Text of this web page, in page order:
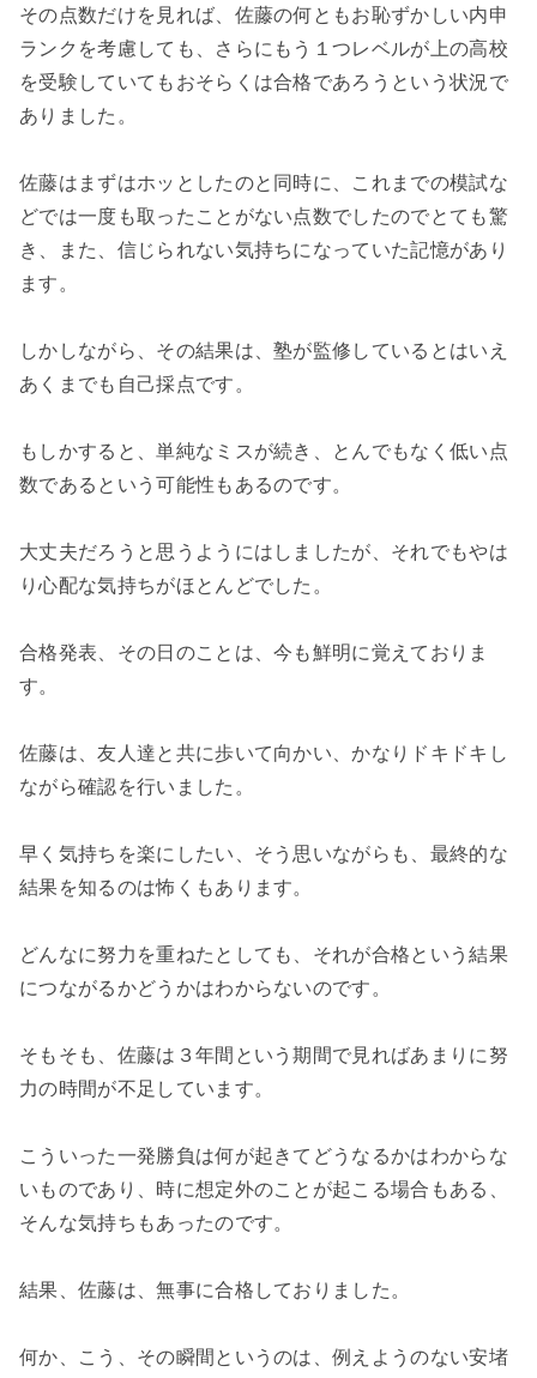
その点数だけを見れば、佐藤の何ともお恥ずかしい内申
ランクを考慮しても、さらにもう１つレベルが上の高校
を受験していてもおそらくは合格であろうという状況で
ありました。
佐藤はまずはホッとしたのと同時に、これまでの模試な
どでは一度も取ったことがない点数でしたのでとても驚
き、また、信じられない気持ちになっていた記憶があり
ます。
しかしながら、その結果は、塾が監修しているとはいえ
あくまでも自己採点です。
もしかすると、単純なミスが続き、とんでもなく低い点
数であるという可能性もあるのです。
大丈夫だろうと思うようにはしましたが、それでもやは
り心配な気持ちがほとんどでした。
合格発表、その日のことは、今も鮮明に覚えておりま
す。
佐藤は、友人達と共に歩いて向かい、かなりドキドキし
ながら確認を行いました。
早く気持ちを楽にしたい、そう思いながらも、最終的な
結果を知るのは怖くもあります。
どんなに努力を重ねたとしても、それが合格という結果
につながるかどうかはわからないのです。
そもそも、佐藤は３年間という期間で見ればあまりに努
力の時間が不足しています。
こういった一発勝負は何が起きてどうなるかはわからな
いものであり、時に想定外のことが起こる場合もある、
そんな気持ちもあったのです。
結果、佐藤は、無事に合格しておりました。
何か、こう、その瞬間というのは、例えようのない安堵